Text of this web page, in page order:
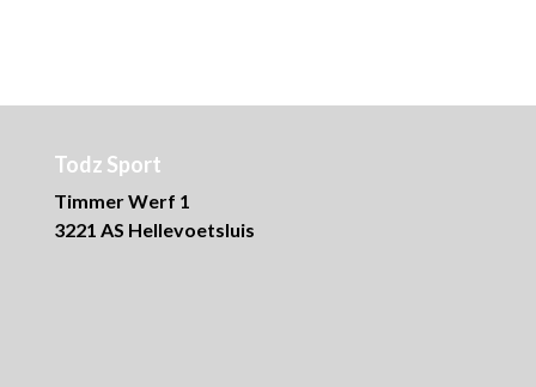
Todz Sport
Timmer Werf 1
3221 AS Hellevoetsluis